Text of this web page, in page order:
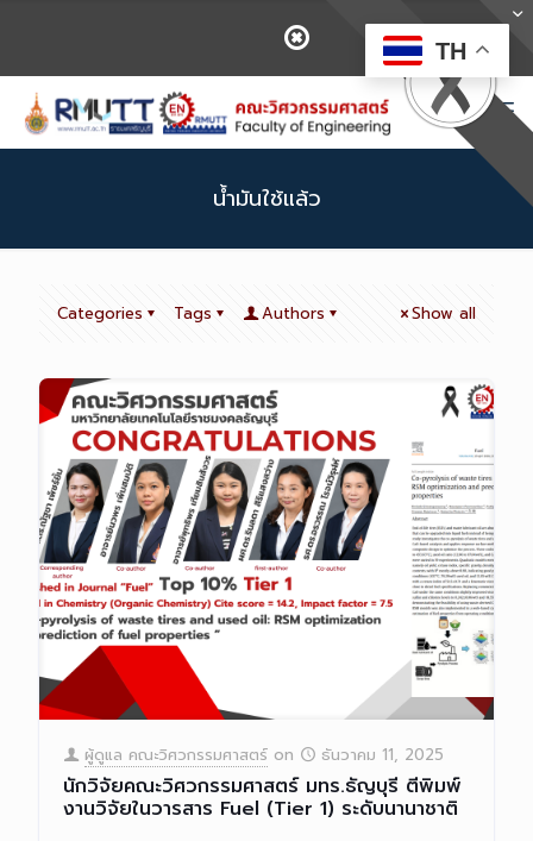
น้ำมันใช้แล้ว
Categories Tags Authors Show all
ผู้ดูแล คณะวิศวกรรมศาสตร์ on ธันวาคม 11, 2025
นักวิจัยคณะวิศวกรรมศาสตร์ มทร.ธัญบุรี ตีพิมพ์
งานวิจัยในวารสาร Fuel (Tier 1) ระดับนานาชาติ
TH